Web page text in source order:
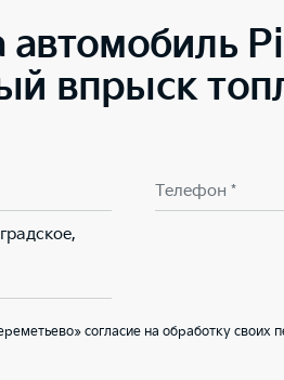
автомобиль
впрыск
Телефон *
согласие на обработку своих